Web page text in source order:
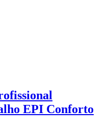
EPI Conforto